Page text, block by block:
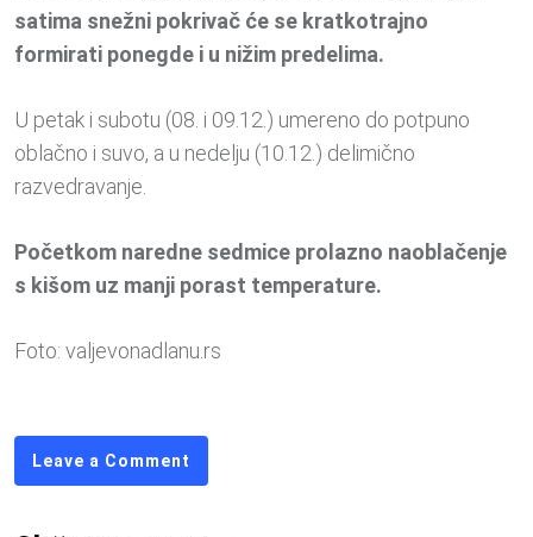
satima snežni pokrivač će se kratkotrajno
formirati ponegde i u nižim predelima.
U petak i subotu (08. i 09.12.) umereno do potpuno
oblačno i suvo, a u nedelju (10.12.) delimično
razvedravanje.
Početkom naredne sedmice prolazno naoblačenje
s kišom uz manji porast temperature.
Foto: valjevonadlanu.rs
Leave a Comment